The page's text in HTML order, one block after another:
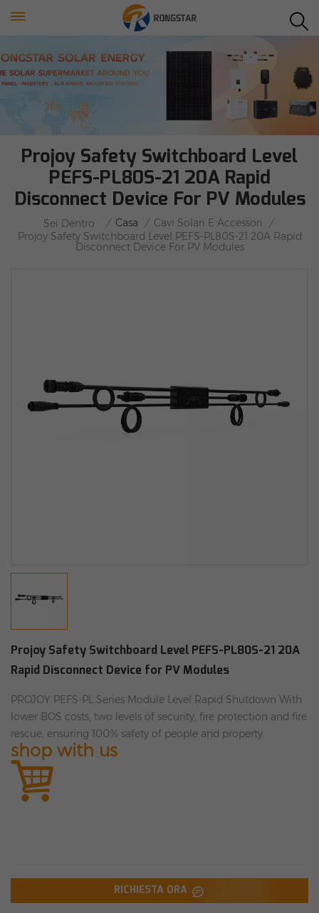
Projoy Safety Switchboard Level
PEFS-PL80S-21 20A Rapid
Disconnect Device For PV Modules
Sei Dentro : / Casa / Cavi Solari E Accessori
/
Projoy Safety Switchboard Level PEFS-PL80S-21 20A Rapid
Disconnect Device For PV Modules
Projoy Safety Switchboard Level PEFS-PL80S-21 20A
Rapid Disconnect Device for PV Modules
PROJOY PEFS-PL Series Module Level Rapid Shutdown With
lower BOS costs, two levels of security, fire protection and fire
rescue, ensuring 100% safety of people and property.
shop with us
RICHIESTA ORA